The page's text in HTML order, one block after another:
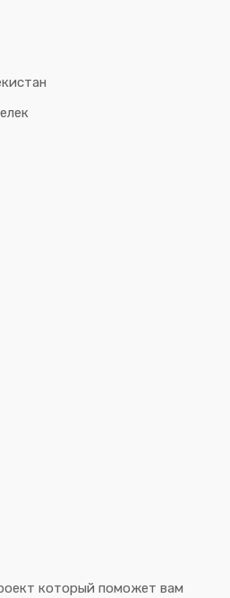
который поможет вам